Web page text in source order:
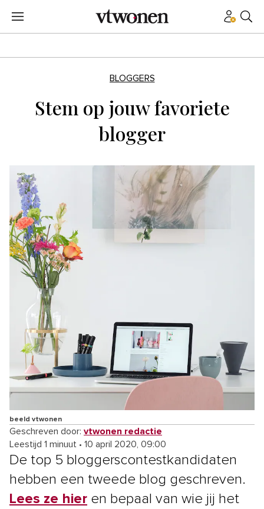
BLOGGERS
Stem op jouw favoriete
blogger
beeld vtwonen
Geschreven door: vtwonen redactie
Leestijd 1 minuut • 10 april 2020, 09:00
De top 5 bloggerscontestkandidaten
hebben een tweede blog geschreven.
Lees ze hier en bepaal van wie jij het